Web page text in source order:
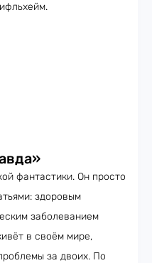
фантастики. Он просто
здоровым
заболеванием
в своём мире,
за двоих. По